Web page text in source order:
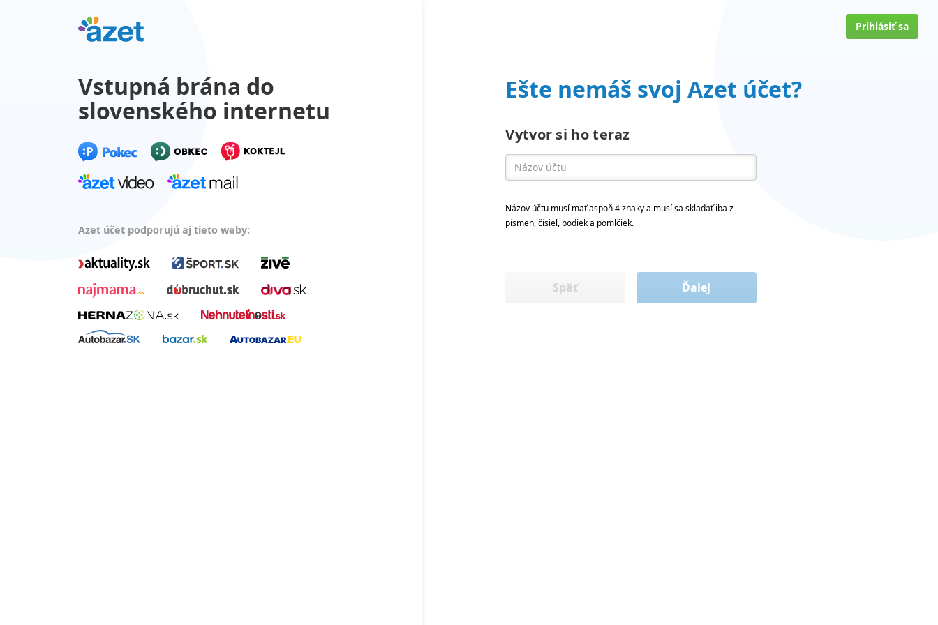
Prihlásiť sa
Vstupná brána do
slovenského internetu
Azet účet podporujú aj tieto weby:
Ešte nemáš svoj Azet účet?
Vytvor si ho teraz
Názov účtu musí mať aspoň 4 znaky a musí sa skladať iba z
písmen, čísiel, bodiek a pomlčiek.